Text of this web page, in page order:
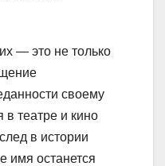
— это не только
своему
в театре и кино
в истории
имя останется